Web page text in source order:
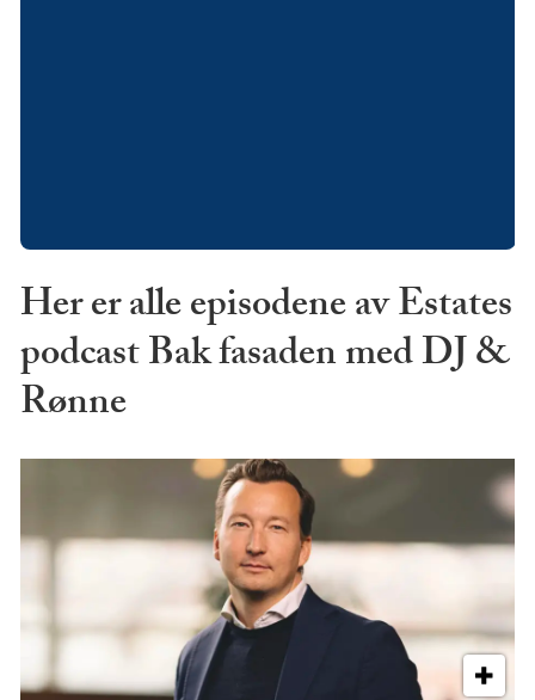
Her er alle episodene av Estates
podcast Bak fasaden med DJ &
Rønne